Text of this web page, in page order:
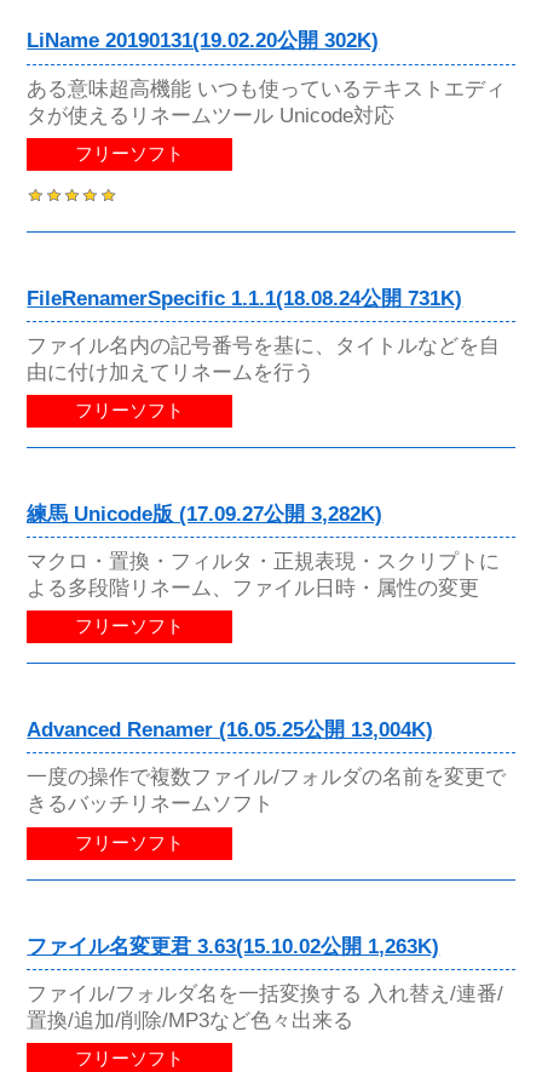
LiName 20190131(19.02.20公開 302K)
ある意味超高機能 いつも使っているテキストエディ
タが使えるリネームツール Unicode対応
フリーソフト
FileRenamerSpecific 1.1.1(18.08.24公開 731K)
ファイル名内の記号番号を基に、タイトルなどを自
由に付け加えてリネームを行う
フリーソフト
練馬 Unicode版 (17.09.27公開 3,282K)
マクロ・置換・フィルタ・正規表現・スクリプトに
よる多段階リネーム、ファイル日時・属性の変更
フリーソフト
Advanced Renamer (16.05.25公開 13,004K)
一度の操作で複数ファイル/フォルダの名前を変更で
きるバッチリネームソフト
フリーソフト
ファイル名変更君 3.63(15.10.02公開 1,263K)
ファイル/フォルダ名を一括変換する 入れ替え/連番/
置換/追加/削除/MP3など色々出来る
フリーソフト